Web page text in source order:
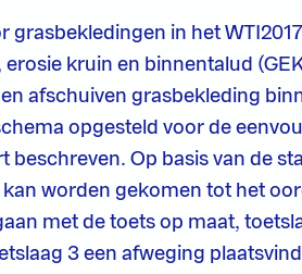
grasbekledingen in het
erosie kruin en binnentalud
afschuiven grasbekleding
opgesteld voor de
beschreven. Op basis van de
worden gekomen tot het
met de toets op maat,
3 een afweging